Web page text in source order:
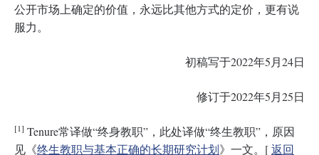
公开市场上确定的价值，永远比其他方式的定价，更有说
服力。
初稿写于2022年5月24日
修订于2022年5月25日
[1] Tenure常译做“终身教职”，此处译做“终生教职”，原因
见《终生教职与基本正确的长期研究计划》一文。[返回